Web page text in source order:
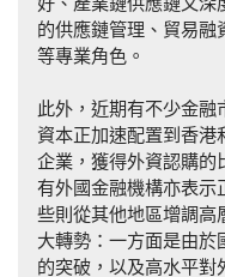
的供應鏈管理、貿易融
等專業角色。
此外，近期有不少金
資本正加速配置到香港
企業，獲得外資認購的
有外國金融機構亦表示
些則從其他地區增調高
大轉勢：一方面是由於
的突破，以及高水平對